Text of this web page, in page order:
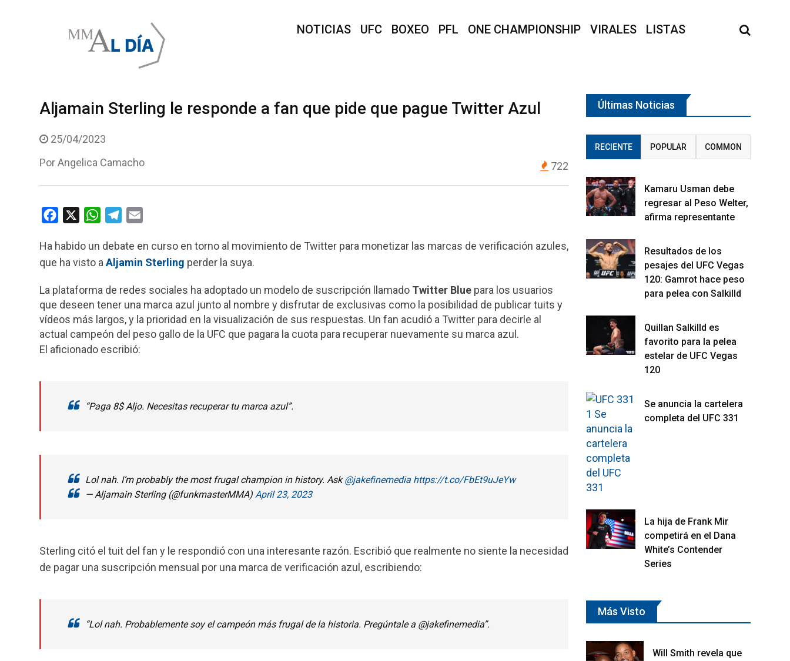
NOTICIAS UFC BOXEO PFL ONE CHAMPIONSHIP VIRALES LISTAS
Aljamain Sterling le responde a fan que pide que pague Twitter Azul
25/04/2023
PorAngelica Camacho 722
c
e
o
k
W
a
t
A
p
l
e
r
m
a
Ha habido un debate en curso en torno al movimiento de Twitter para monetizar las marcas de verificación azules,
que ha visto a Aljamin Sterling perder la suya.
La plataforma de redes sociales ha adoptado un modelo de suscripción llamado Twitter Blue para los usuarios
que deseen tener una marca azul junto al nombre y disfrutar de exclusivas como la posibilidad de publicar tuits y
vídeos más largos, y la prioridad en la visualización de sus respuestas. Un fan acudió a Twitter para decirle al
actual campeón del peso gallo de la UFC que pagara la cuota para recuperar nuevamente su marca azul.
El aficionado escribió:
“Paga 8$ Aljo. Necesitas recuperar tu marca azul”.
Lol nah. I’m probably the most frugal champion in history. Ask@jakefinemedia https://t.co/FbEt9uJeYw
— Aljamain Sterling (@funkmasterMMA) April 23, 2023
Sterling citó el tuit del fan y le respondió con una interesante razón. Escribió que realmente no siente la necesidad
de pagar una suscripción mensual por una marca de verificación azul, escribiendo:
“Lol nah. Probablemente soy el campeón más frugal de la historia. Pregúntale a @jakefinemedia”.
Últimas Noticias
RECIENTE POPULAR COMMON
Kamaru Usman debe
regresar al Peso Welter,
afirma representante
Resultados de los
pesajes del UFC Vegas
120: Gamrot hace peso
para pelea con Salkilld
Quillan Salkilld es
favorito para la pelea
estelar de UFC Vegas
120
Se anuncia la cartelera
completa del UFC 331
La hija de Frank Mir
competirá en el Dana
White’s Contender
Series
Más Visto
Will Smith revela que